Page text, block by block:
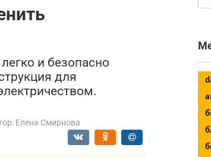
и безопасно
для
Елена Смирнова